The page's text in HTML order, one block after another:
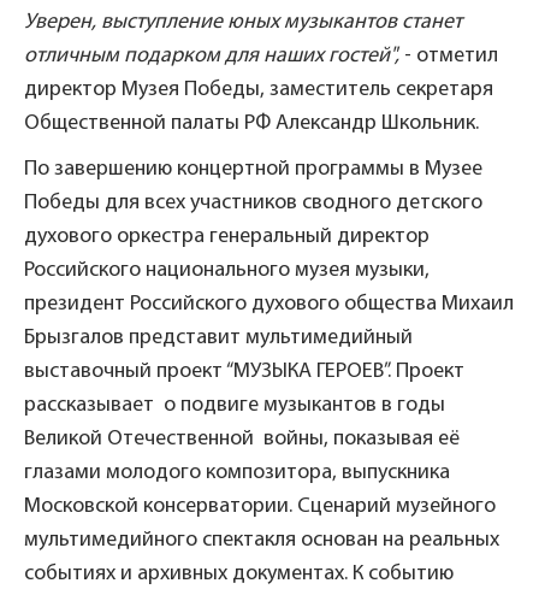
Уверен, выступление юных музыкантов станет
отличным подарком для наших гостей", - отметил
директор Музея Победы, заместитель секретаря
Общественной палаты РФ Александр Школьник.
По завершению концертной программы в Музее
Победы для всех участников сводного детского
духового оркестра генеральный директор
Российского национального музея музыки,
президент Российского духового общества Михаил
Брызгалов представит мультимедийный
выставочный проект “МУЗЫКА ГЕРОЕВ”. Проект
рассказывает о подвиге музыкантов в годы
Великой Отечественной войны, показывая её
глазами молодого композитора, выпускника
Московской консерватории. Сценарий музейного
мультимедийного спектакля основан на реальных
событиях и архивных документах. К событию